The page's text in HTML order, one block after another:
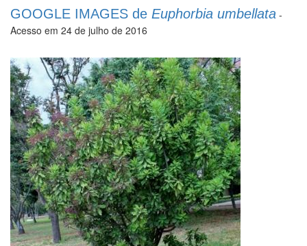
GOOGLE IMAGES de Euphorbia umbellata -
Acesso em 24 de julho de 2016